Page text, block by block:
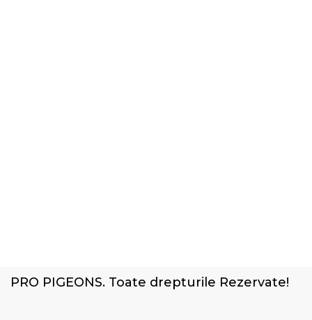
PRO PIGEONS. Toate drepturile Rezervate!